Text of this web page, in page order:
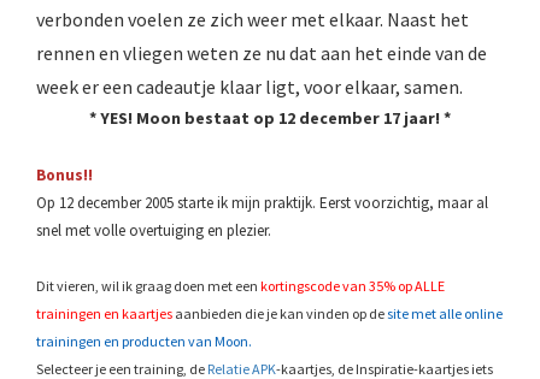
verbonden voelen ze zich weer met elkaar. Naast het
rennen en vliegen weten ze nu dat aan het einde van de
week er een cadeautje klaar ligt, voor elkaar, samen.
* YES! Moon bestaat op 12 december 17 jaar! *
Bonus!!
Op 12 december 2005 starte ik mijn praktijk. Eerst voorzichtig, maar al
snel met volle overtuiging en plezier.
Dit vieren, wil ik graag doen met een kortingscode van 35% op ALLE
trainingen en kaartjes aanbieden die je kan vinden op desite met alle online
trainingen en producten van Moon.
Selecteer je een training, de Relatie APK-kaartjes, de Inspiratie-kaartjes iets